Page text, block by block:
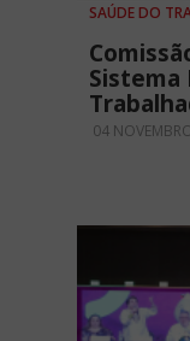
SAÚDE DO
Sistema
04